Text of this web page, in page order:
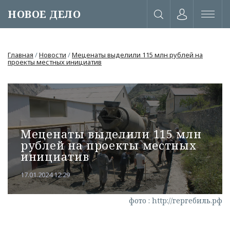
НОВОЕ ДЕЛО
или через соц. сети
Главная /Новости /Меценаты выделили 115 млн рублей на
проекты местных инициатив
Меценаты выделили 115 млн
рублей на проекты местных
инициатив
17.01.2024 12:29
фото : http://гергебиль.рф